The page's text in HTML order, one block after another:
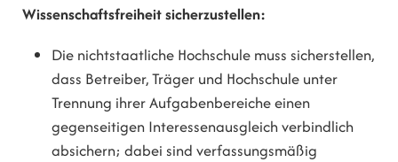
Wissenschaftsfreiheit sicherzustellen:
Die nichtstaatliche Hochschule muss sicherstellen,
dass Betreiber, Träger und Hochschule unter
Trennung ihrer Aufgabenbereiche einen
gegenseitigen Interessenausgleich verbindlich
absichern; dabei sind verfassungsmäßig